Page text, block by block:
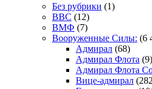
Без рубрики (1)
ВВС (12)
ВМФ (7)
Вооруженные Силы: (6
Адмирал (68)
Адмирал Флота (9)
Адмирал Флота
Вице-адмирал